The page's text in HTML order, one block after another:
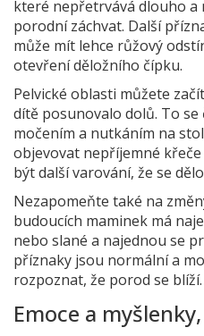
které nepřetrvává dlouho a
porodní záchvat. Další
může mít lehce růžový
otevření děložního čípku.
Pelvické oblasti můžete
dítě posunovalo dolů. To
močením a nutkáním na
objevovat nepříjemné
být další varování, že se
Nezapomeňte také na
budoucích maminek má
nebo slané a najednou se
příznaky jsou normální a
rozpoznat, že porod se blíží.
Emoce a